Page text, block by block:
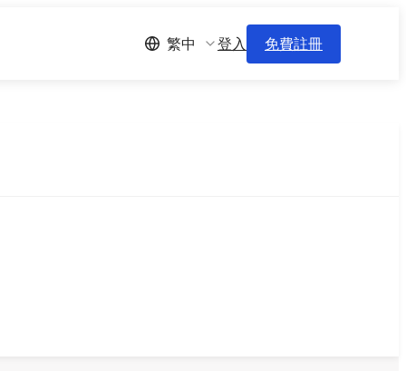
繁中 登入 免費註冊